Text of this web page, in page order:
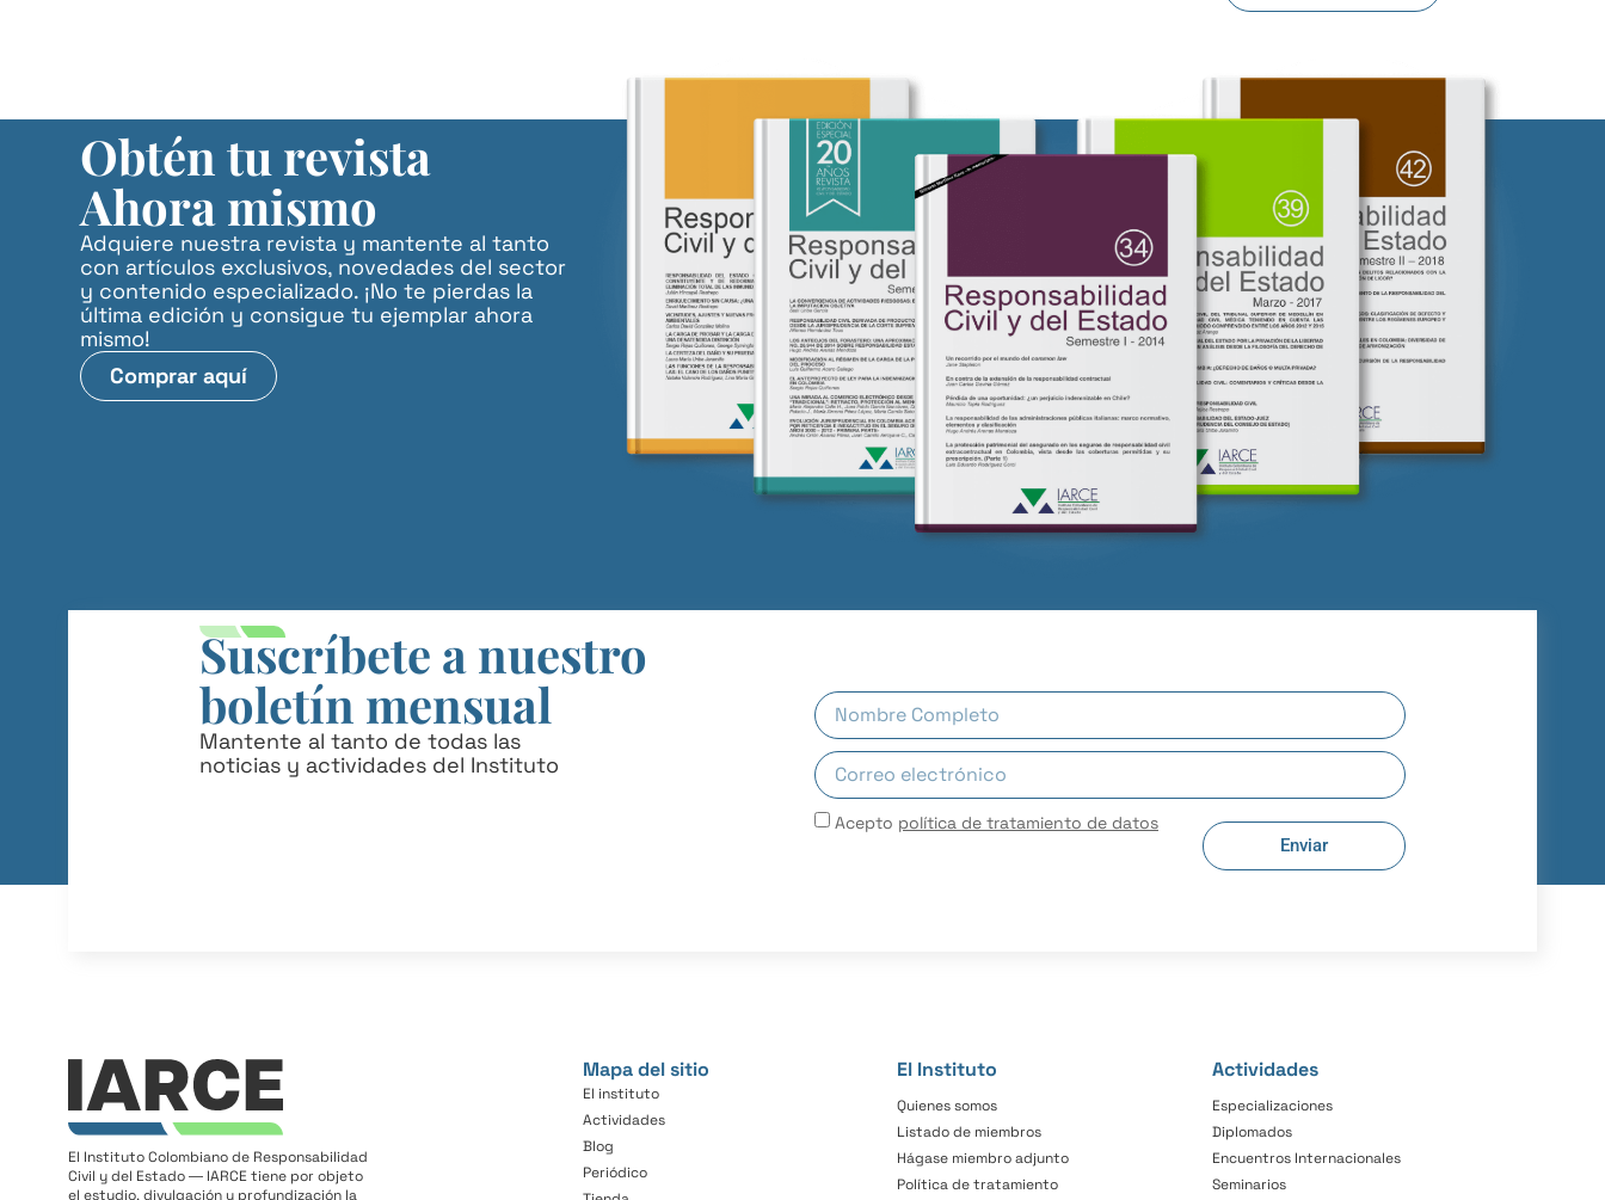
Obtén tu revista
Ahora mismo
Adquiere nuestra revista y mantente al tanto
con artículos exclusivos, novedades del sector
y contenido especializado. ¡No te pierdas la
última edición y consigue tu ejemplar ahora
mismo!
Comprar aquí
Suscríbete a nuestro
boletín mensual
Mantente al tanto de todas las
noticias y actividades del Instituto
Acepto política de tratamiento de datos
Enviar
El Instituto Colombiano de Responsabilidad
Civil y del Estado ― IARCE tiene por objeto
el estudio, divulgación y profundización la
Mapa del sitio
El instituto
Actividades
Blog
Periódico
El Instituto
Quienes somos
Listado de miembros
Hágase miembro adjunto
Política de tratamiento
Actividades
Especializaciones
Diplomados
Encuentros Internacionales
Seminarios